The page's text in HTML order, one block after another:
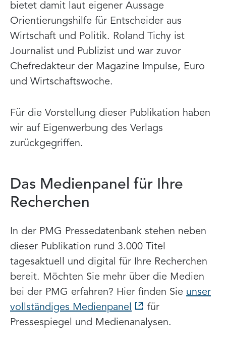
bietet damit laut eigener Aussage
Orientierungshilfe für Entscheider aus
Wirtschaft und Politik. Roland Tichy ist
Journalist und Publizist und war zuvor
Chefredakteur der Magazine Impulse, Euro
und Wirtschaftswoche.
Für die Vorstellung dieser Publikation haben
wir auf Eigenwerbung des Verlags
zurückgegriffen.
Das Medienpanel für Ihre
Recherchen
In der PMG Pressedatenbank stehen neben
dieser Publikation rund 3.000 Titel
tagesaktuell und digital für Ihre Recherchen
bereit. Möchten Sie mehr über die Medien
bei der PMG erfahren? Hier finden Sie unser
vollständiges Medienpanel
für
Pressespiegel und Medienanalysen.